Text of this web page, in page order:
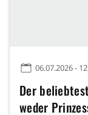
06.07.2026 -
Der
weder